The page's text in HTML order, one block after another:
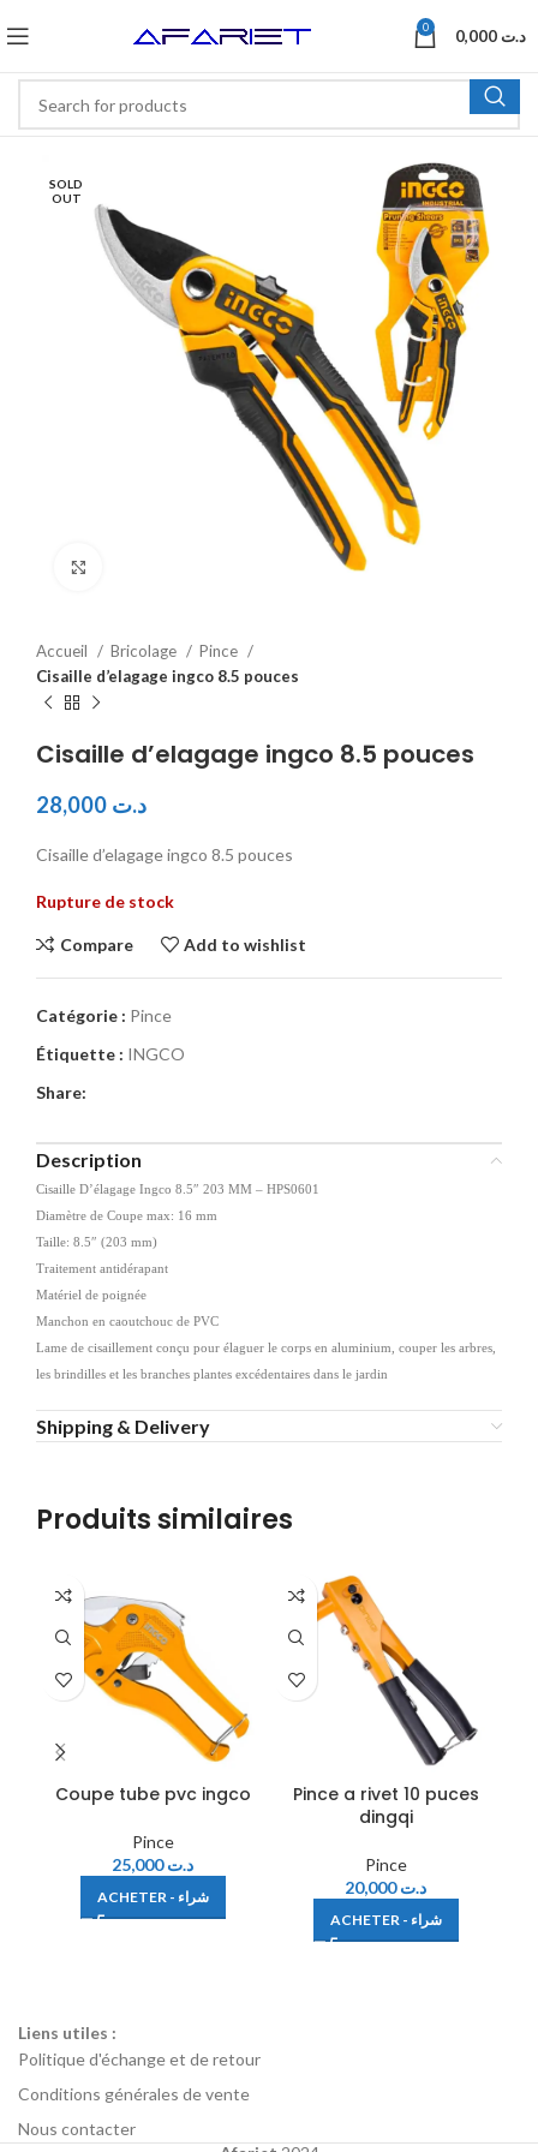
0 د.ت
SOLD
OUT
Accueil Bricolage
Pince
Cisaille d’elagage ingco 8.5 pouces
Cisaille d’elagage ingco 8.5 pouces
د.ت
Cisaille d’elagage ingco 8.5 pouces
Rupture de stock
Compare Add to wishlist
Catégorie : Pince
Étiquette : INGCO
Share:
Description
Cisaille D’élagage Ingco 8.5″ 203 MM – HPS0601
Diamètre de Coupe max: 16 mm
Taille: 8.5″ (203 mm)
Traitement antidérapant
Matériel de poignée
Manchon en caoutchouc de PVC
Lame de cisaillement conçu pour élaguer le corps en aluminium, couper les arbres,
les brindilles et les branches plantes excédentaires dans le jardin
Shipping & Delivery
Produits similaires
Coupe tube pvc ingco
Pince
د.ت25,000
ACHETER - شراء
Pince a rivet 10 puces
dingqi
Pince
د.ت20,000
ACHETER - شراء
Liens utiles :
Politique d'échange et de retour
Conditions générales de vente
Nous contacter